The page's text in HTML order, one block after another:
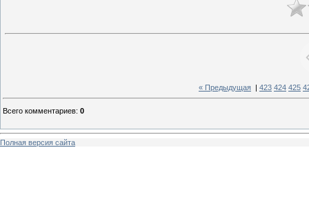
« Предыдущая 423 424 425
Всего комментариев: 0
Полная версия сайта